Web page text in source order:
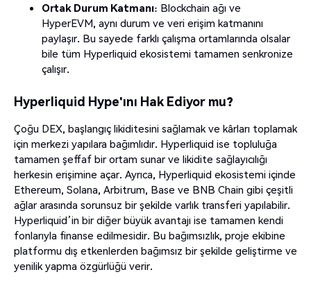
Ortak Durum Katmanı: Blockchain ağı ve
HyperEVM, aynı durum ve veri erişim katmanını
paylaşır. Bu sayede farklı çalışma ortamlarında olsalar
bile tüm Hyperliquid ekosistemi tamamen senkronize
çalışır.
Hyperliquid Hype'ını Hak Ediyor mu?
Çoğu DEX, başlangıç likiditesini sağlamak ve kârları toplamak
için merkezi yapılara bağımlıdır. Hyperliquid ise topluluğa
tamamen şeffaf bir ortam sunar ve likidite sağlayıcılığı
herkesin erişimine açar. Ayrıca, Hyperliquid ekosistemi içinde
Ethereum, Solana, Arbitrum, Base ve BNB Chain gibi çeşitli
ağlar arasında sorunsuz bir şekilde varlık transferi yapılabilir.
Hyperliquid’in bir diğer büyük avantajı ise tamamen kendi
fonlarıyla finanse edilmesidir. Bu bağımsızlık, proje ekibine
platformu dış etkenlerden bağımsız bir şekilde geliştirme ve
yenilik yapma özgürlüğü verir.